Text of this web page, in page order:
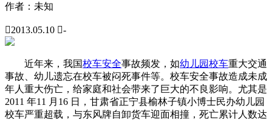
作者： 未知
2013.05.10 -
近年来，我国校车安全事故频发，如幼儿园校车重大交通
事故、幼儿遗忘在校车被闷死事件等。校车安全事故造成未成
年人重大伤亡，给家庭和社会带来了巨大的不良影响。尤其是
2011 年11 月16 日，甘肃省正宁县榆林子镇小博士民办幼儿园
校车严重超载，与东风牌自卸货车迎面相撞，死亡累计人数达